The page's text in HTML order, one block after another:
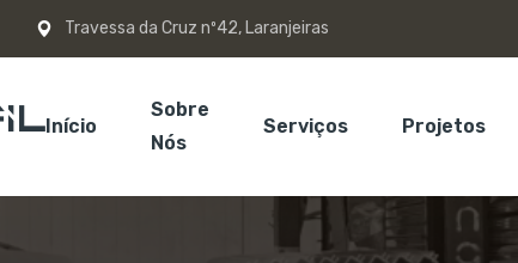
Travessa da Cruz nº42, Laranjeiras
Início
Sobre
Nós
Serviços Projetos